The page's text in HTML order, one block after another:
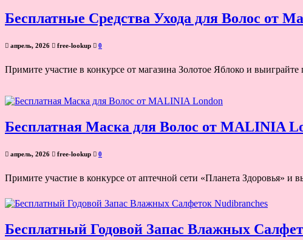
Бесплатные Средства Ухода для Волос от
апрель, 2026 free-lookup 0
Примите участие в конкурсе от магазина Золотое Яблоко и
Бесплатная Маска для Волос от MALINIA
апрель, 2026 free-lookup 0
Примите участие в конкурсе от аптечной сети «Планета Здоровья»
Бесплатный Годовой Запас Влажных